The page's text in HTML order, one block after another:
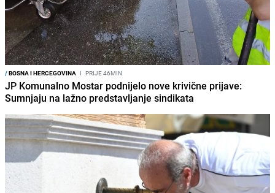
/BOSNA I HERCEGOVINA I PRIJE 46MIN
JP Komunalno Mostar podnijelo nove krivične prijave:
Sumnjaju na lažno predstavljanje sindikata